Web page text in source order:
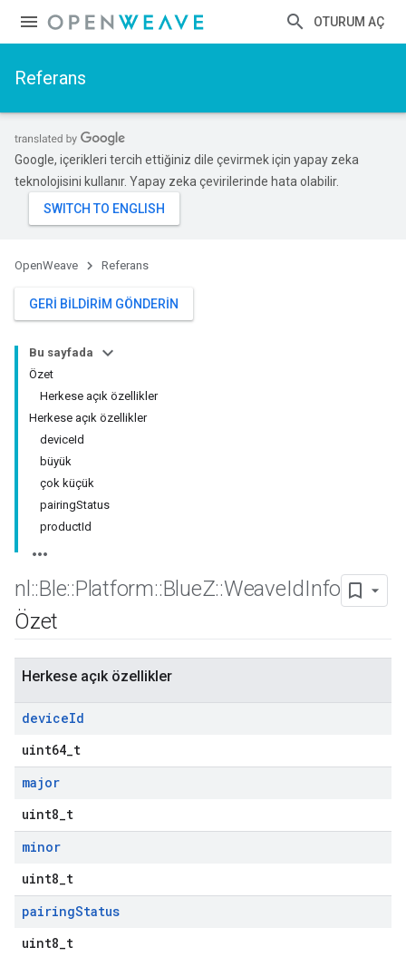
OTURUM AÇ
Referans
Google, içerikleri tercih ettiğiniz dile çevirmek için yapay zeka
teknolojisini kullanır. Yapay zeka çevirilerinde hata olabilir.
OpenWeave Referans
GERI BILDIRIM GÖNDERIN
Bu sayfada
Özet
Herkese açık özellikler
Herkese açık özellikler
deviceId
büyük
çok küçük
pairingStatus
productId
nl ::Ble::Platform::BlueZ::WeaveIdInfo
Özet
Herkese açık özellikler
deviceId
uint64_t
major
uint8_t
minor
uint8_t
pairingStatus
uint8_t